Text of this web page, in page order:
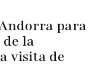
para
la
visita de